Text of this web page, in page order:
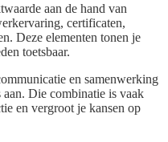
aan de hand van
certificaten,
Deze elementen tonen je
toetsbaar.
en samenwerking
Die combinatie is vaak
en vergroot je kansen op